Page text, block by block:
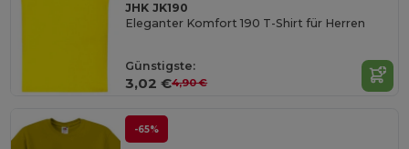
JHK JK190
Eleganter Komfort 190 T-Shirt für Herren
Günstigste:
3,02 €4,90 €
-65%